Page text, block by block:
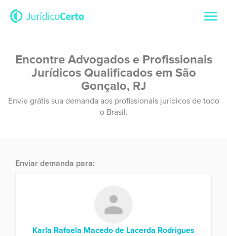
Encontre Advogados e Profissionais
Jurídicos Qualificados em São
Gonçalo, RJ
Envie grátis sua demanda aos profissionais jurídicos de todo
o Brasil.
Enviar demanda para:
Karla Rafaela Macedo de Lacerda Rodrigues